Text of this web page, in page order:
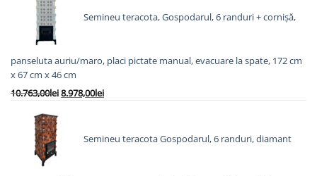
Semineu teracota, Gospodarul, 6 randuri + cornișă,
panseluta auriu/maro, placi pictate manual, evacuare la spate, 172 cm
x 67 cm x 46 cm
10.763,00leiPrețul
8.978,00leiPrețul
8.978,00lei.
Semineu teracota Gospodarul, 6 randuri, diamant